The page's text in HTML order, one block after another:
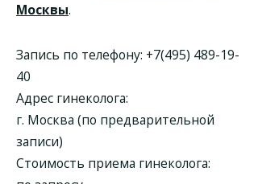
Москвы.
Запись по телефону: +7(495) 489-19-
40
Адрес гинеколога:
г. Москва (по предварительной
записи)
Стоимость приема гинеколога: